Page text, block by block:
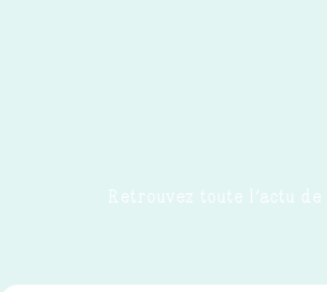
Retrouvez toute l'actu